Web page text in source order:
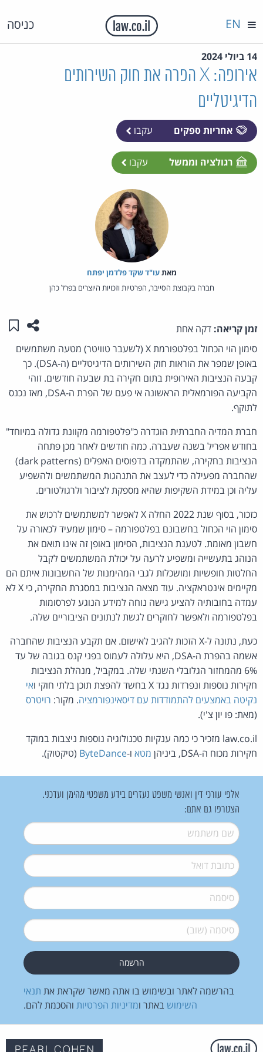
כניסה EN
14 ביולי 2024
אירופה: X הפרה את חוק השירותים
הדיגיטליים
אחריות ספקים עקבו
רגולציה וממשל עקבו
מאת‏עו"ד שקד פלדמן יפתח
חברה בקבוצת הסייבר, הפרטיות וזכויות היוצרים בפרל כהן
זמן קריאה: דקה אחת שתפו
סימון הוי הכחול בפלטפורמת X (לשעבר טוויטר) מטעה משתמשים
באופן שמפר את הוראות חוק השירותים הדיגיטליים (ה-DSA). כך
קבעה הנציבות האירופית בתום חקירה בת שבעה חודשים. זוהי
הקביעה הפורמאלית הראשונה אי פעם של הפרת ה-DSA, מאז נכנס
לתוקף.
חברת המדיה החברתית הוגדרה כ"פלטפורמה מקוונת גדולה במיוחד"
בחודש אפריל בשנה שעברה. כמה חודשים לאחר מכן פתחה
הנציבות בחקירה, שהתמקדה בדפוסים האפלים (dark patterns)
שהחברה מפעילה כדי לעצב את התנהגות המשתמשים ולהשפיע
עליה וכן במידת השקיפות שהיא מספקת לציבור ולרגולטורים.
כזכור, בסוף שנת 2022 החלה X לאפשר למשתמשים לרכוש את
סימון הוי הכחול בחשבונם בפלטפורמה – סימון שמעיד לכאורה על
חשבון מאומת. לטענת הנציבות, הסימון באופן זה אינו תואם את
הנוהג בתעשייה ומשפיע לרעה על יכולת המשתמשים לקבל
החלטות חופשיות ומושכלות לגבי המהימנות של החשבונות איתם הם
מקיימים אינטראקציה. עוד מצאה הנציבות במסגרת החקירה, כי X לא
עמדה בחובותיה להציע גישה נוחה למידע הנוגע לפרסומות
בפלטפורמה ולאפשר לחוקרים לגשת לנתונים הציבוריים שלה.
כעת, נתונה ל-X הזכות להגיב לאישום. אם תקבע הנציבות שהחברה
אשמה בהפרת ה-DSA, היא עלולה לעמוס בפני קנס בגובה של עד
6% מהמחזור הגלובלי השנתי שלה. במקביל, מנהלת הנציבות
חקירות נוספות ונפרדות נגד X בחשד להפצת תוכן בלתי חוקי ו
אי
נקיטה באמצעים להתמודדות עם דיסאינפורמציה. מקור: רויטרס
(מאת: פו יון צ'י).
law.co.il מזכיר כי כמה ענקיות טכנולוגיה נוספות ניצבות במוקד
חקירות מכוח ה-DSA, ביניהן
מטא ו-ByteDance (טיקטוק).
אלפי עורכי דין ואנשי משפט נעזרים בידע משפטי מהימן ועדכני.
הצטרפו גם אתם:
שם משתמש*
דואל*
סיסמה*
סיסמה (שוב)*
בהרשמה לאתר ובשימוש בו אתה מאשר שקראת את תנאי
השימוש באתר ומדיניות הפרטיות והסכמת להם.